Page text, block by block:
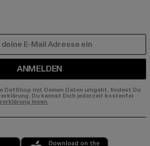
ANMELDEN
DefShop mit Deinen Daten umgeht, findest Du
Du kannst Dich jederzeit kostenfei
lesen.
Play market